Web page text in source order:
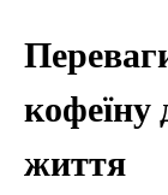
кофеїну
життя